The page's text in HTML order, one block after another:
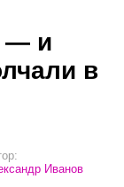
— и
в
Иванов